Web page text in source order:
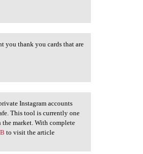
you thank you cards that are
Instagram accounts
This tool is currently one
market. With complete
to visit the article